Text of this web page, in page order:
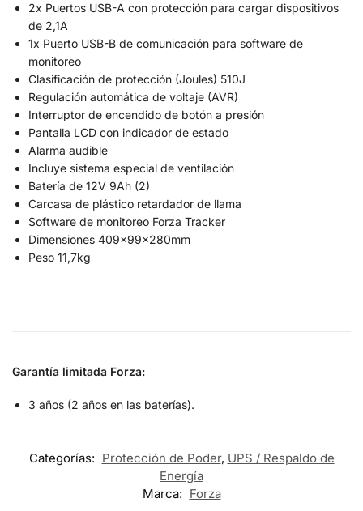
2x Puertos USB-A con protección para cargar dispositivos
de 2,1A
1x Puerto USB-B de comunicación para software de
monitoreo
Clasificación de protección (Joules) 510J
Regulación automática de voltaje (AVR)
Interruptor de encendido de botón a presión
Pantalla LCD con indicador de estado
Alarma audible
Incluye sistema especial de ventilación
Batería de 12V 9Ah (2)
Carcasa de plástico retardador de llama
Software de monitoreo Forza Tracker
Dimensiones 409x99x280mm
Peso 11,7kg
Garantía limitada Forza:
3 años (2 años en las baterías).
Categorías: Protección de Poder, UPS / Respaldo de
Energía
Marca: Forza